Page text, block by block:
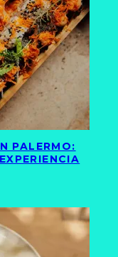
PALERMO: